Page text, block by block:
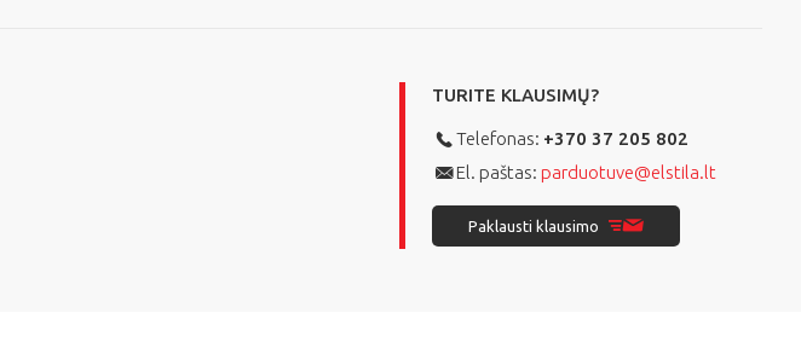
TURITE KLAUSIMŲ?
Telefonas: +370 37 205 802
El. paštas: parduotuve@elstila.lt
Paklausti klausimo